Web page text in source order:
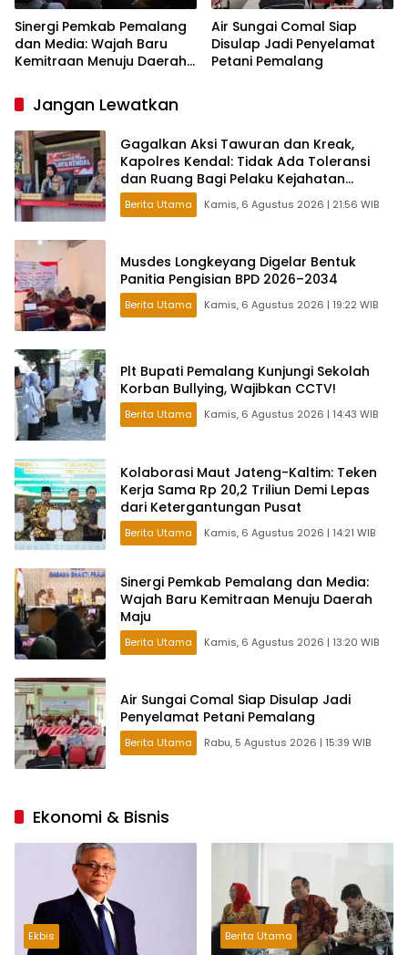
Sinergi Pemkab Pemalang
dan Media: Wajah Baru
Kemitraan Menuju Daerah
Air Sungai Comal Siap
Disulap Jadi Penyelamat
Petani Pemalang
Jangan Lewatkan
Gagalkan Aksi Tawuran dan Kreak,
Kapolres Kendal: Tidak Ada Toleransi
dan Ruang Bagi Pelaku Kejahatan
Jalanan
Berita Utama Kamis, 6 Agustus 2026 | 21:56 WIB
Musdes Longkeyang Digelar Bentuk
Panitia Pengisian BPD 2026–2034
Berita Utama Kamis, 6 Agustus 2026 | 19:22 WIB
Plt Bupati Pemalang Kunjungi Sekolah
Korban Bullying, Wajibkan CCTV!
Berita Utama Kamis, 6 Agustus 2026 | 14:43 WIB
Kolaborasi Maut Jateng-Kaltim: Teken
Kerja Sama Rp 20,2 Triliun Demi Lepas
dari Ketergantungan Pusat
Berita Utama Kamis, 6 Agustus 2026 | 14:21 WIB
Sinergi Pemkab Pemalang dan Media:
Wajah Baru Kemitraan Menuju Daerah
Maju
Berita Utama Kamis, 6 Agustus 2026 | 13:20 WIB
Air Sungai Comal Siap Disulap Jadi
Penyelamat Petani Pemalang
Berita Utama Rabu, 5 Agustus 2026 | 15:39 WIB
Ekonomi & Bisnis
Ekbis Berita Utama